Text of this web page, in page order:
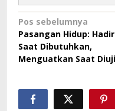
Navigasi
pos
Pos sebelumnya
Pasangan Hidup: Hadir
Saat Dibutuhkan,
Menguatkan Saat Diuji